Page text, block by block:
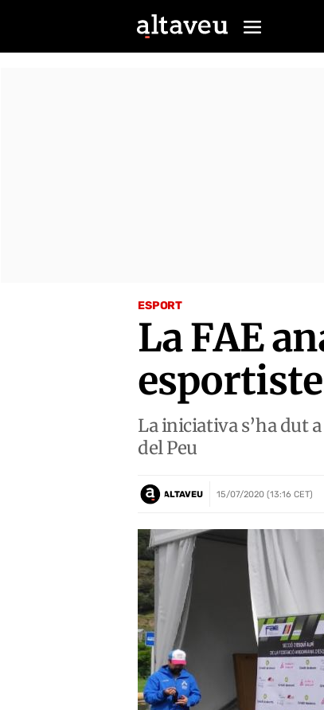
ESPORT
La FAE
La iniciativa s’ha dut
del Peu
ALTAVEU 15/07/2020 (13:16 CET)